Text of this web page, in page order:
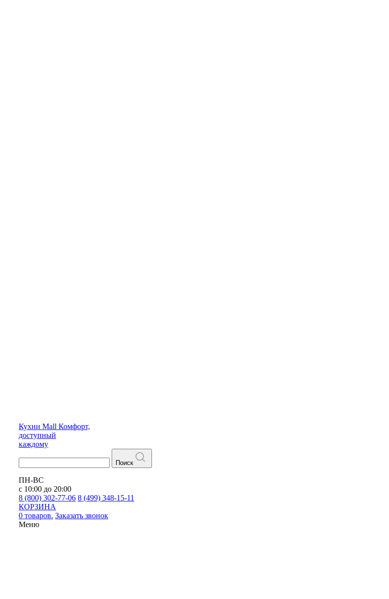
Кухни Mall Комфорт,
доступный
каждому
Поиск
ПН-ВС
с 10:00 до 20:00
8 (800) 302-77-06 8 (499) 348-15-11
КОРЗИНА
0 товаров. Заказать звонок
Меню